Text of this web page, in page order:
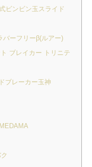
ンビン玉スライド
ーフリーβ(ルアー)
ブレイカー トリニテ
ブレーカー玉神